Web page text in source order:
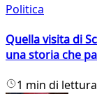
Politica
Quella visita di
una storia che
1 min di lettura